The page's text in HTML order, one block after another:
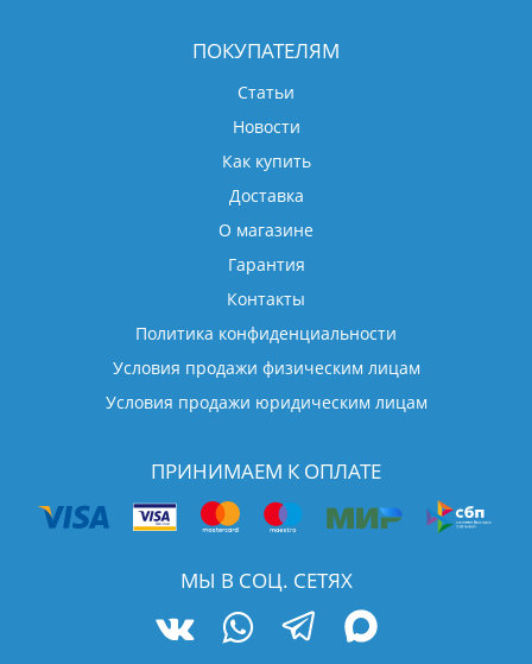
ПОКУПАТЕЛЯМ
Статьи
Новости
Как купить
Доставка
О магазине
Гарантия
Контакты
Политика конфиденциальности
Условия продажи физическим лицам
Условия продажи юридическим лицам
ПРИНИМАЕМ К ОПЛАТЕ
МЫ В СОЦ. СЕТЯХ